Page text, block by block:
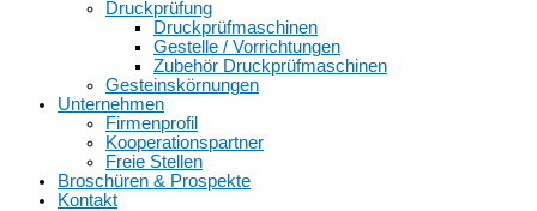
Druckprüfung
Druckprüfmaschinen
Gestelle / Vorrichtungen
Zubehör Druckprüfmaschinen
Gesteinskörnungen
Unternehmen
Firmenprofil
Kooperationspartner
Freie Stellen
Broschüren & Prospekte
Kontakt